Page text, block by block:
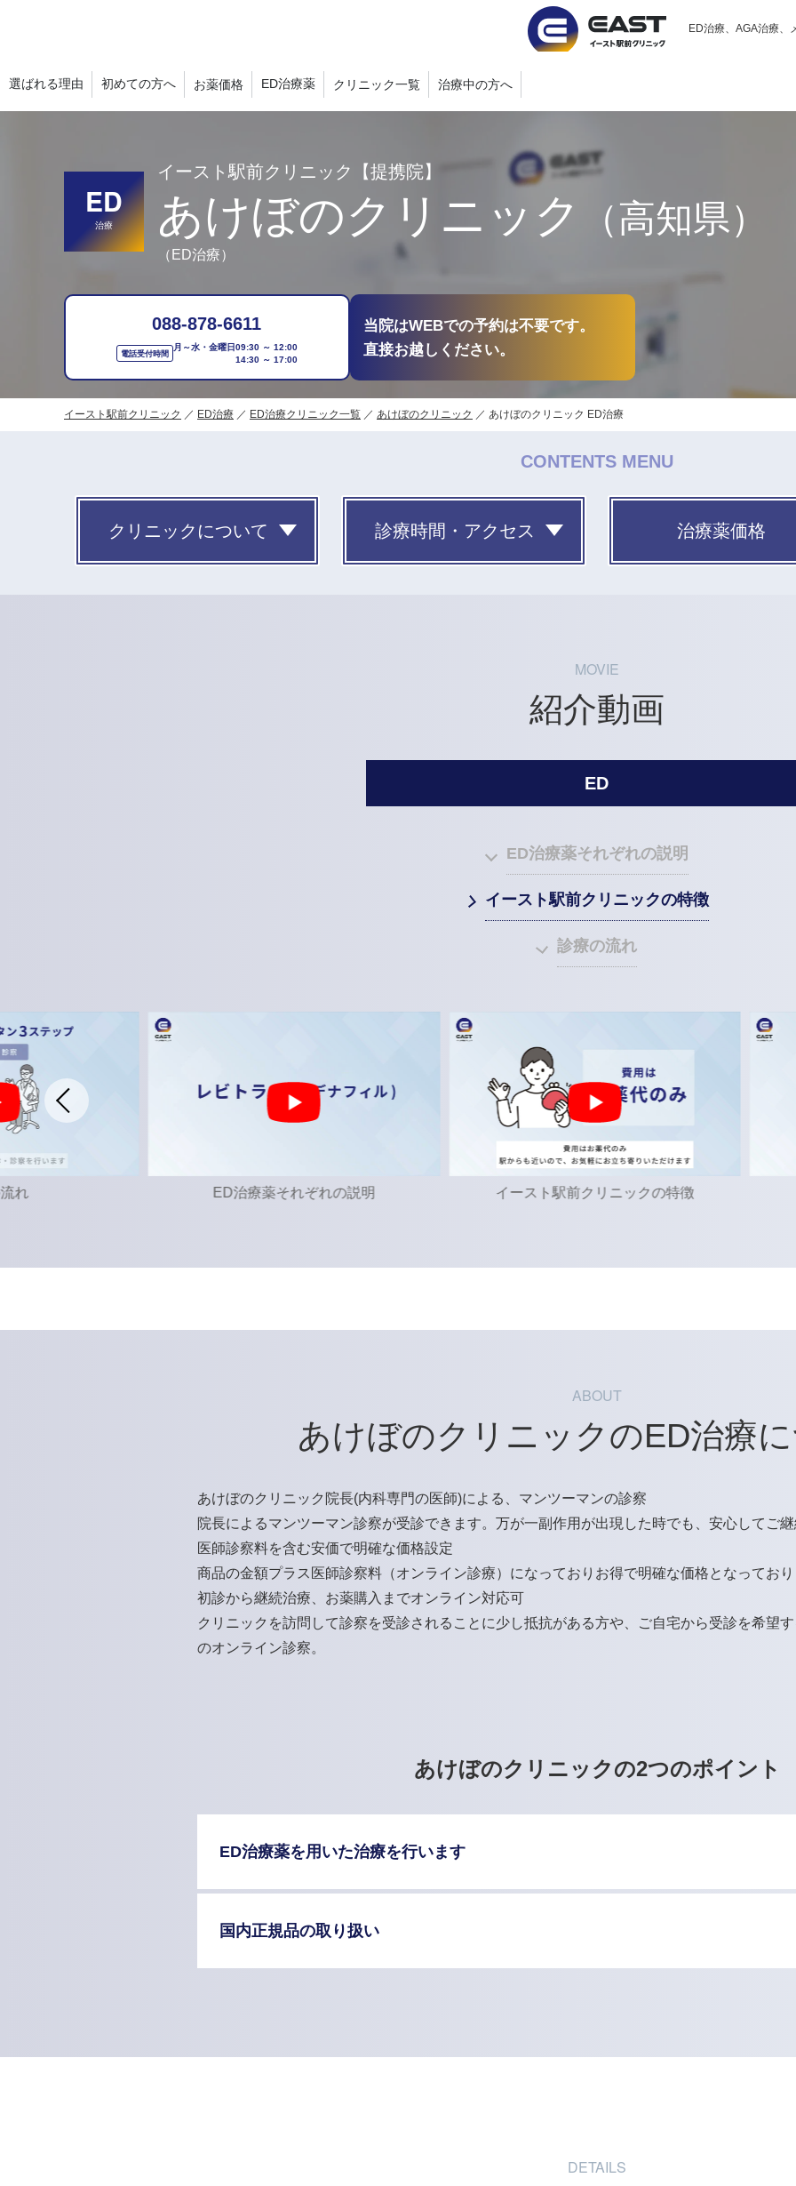
ED治療、AGA治療、
選ばれる理由 初めての方へ お薬価格 ED治療薬 クリニック一覧 治療中の方へ
ED
治療
イースト駅前クリニック【提携院】
あけぼのクリニック （高知県）
（ED治療）
088-878-6611
電話受付時間
月～水・金曜日09:30 ～ 12:00
14:30 ～ 17:00
当院はWEBでの予約は不要です。
直接お越しください。
イースト駅前クリニック ED治療 ED治療クリニック一覧 あけぼのクリニック あけぼのクリニック ED治療
CONTENTS MENU
クリニックについて 診療時間・アクセス 治療薬価格
MOVIE
紹介動画
ED
ED治療薬それぞれの説明
イースト駅前クリニックの特徴
診療の流れ
れの説明 イースト駅前クリニックの特徴 診療の流れ
ABOUT
あけぼのクリニックのED治療
あけぼのクリニック院長(内科専門の医師)による、マンツーマンの診察
院長によるマンツーマン診察が受診できます。万が一副作用が出現した時でも、安心してご
医師診察料を含む安価で明確な価格設定
商品の金額プラス医師診察料（オンライン診療）になっておりお得で明確な価格となってお
初診から継続治療、お薬購入までオンライン対応可
クリニックを訪問して診察を受診されることに少し抵抗がある方や、ご自宅から受診を希望
のオンライン診察。
あけぼのクリニックの2つのポイント
ED治療薬を用いた治療を行います
国内正規品の取り扱い
DETAILS